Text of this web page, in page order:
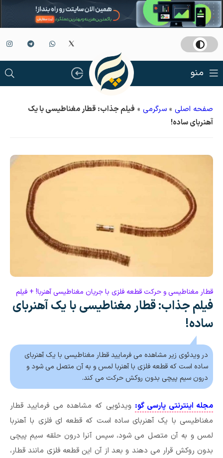
منو
صفحه اصلی » سرگرمی » فیلم جذاب: قطار مغناطیسی با یک
آهنربای ساده!
قطار مغناطیسی و حرکت قطعه فلزی با جریان مغناطیسی آهنربا! + فیلم
فیلم جذاب: قطار مغناطیسی با یک آهنربای
ساده!
در ویدئوی زیر مشاهده می فرمایید قطار مغناطیسی با یک آهنربای
ساده است که قطعه فلزی با آهنربا لمس و به آن متصل می شود و
درون سیم پیچی بدون روکش حرکت می کند.
مجله اینترنتی پارسی گو: ویدئویی که مشاهده می فرمایید قطار
مغناطیسی با یک آهنربای ساده است که قطعه ای فلزی با آهنربا
لمس و به آن متصل می شود، سپس آنرا درون حلقه سیم پیچی
بدون روکش قرار می دهند و بعد از آن این قطعه فلزی مانند قطار،